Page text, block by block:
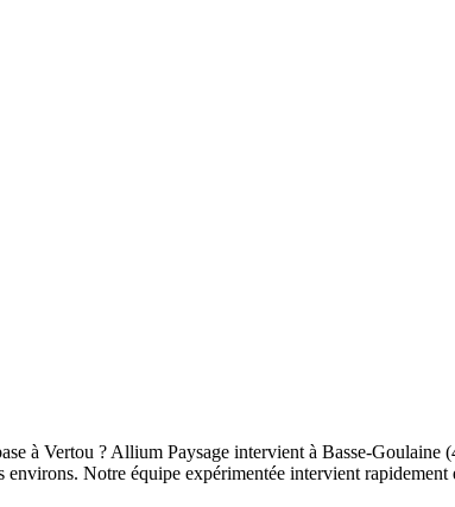
à Vertou ? Allium Paysage intervient à Basse-
Notre équipe expérimentée intervient